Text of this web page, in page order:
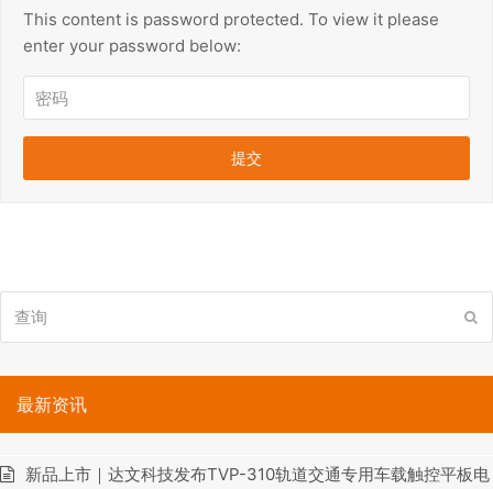
This content is password protected. To view it please
enter your password below:
询
最新资讯
新品上市｜达文科技发布TVP-310轨道交通专用车载触控平板电